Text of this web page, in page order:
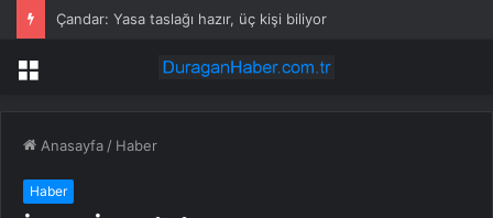
Çandar: Yasa taslağı hazır, üç kişi biliyor
Menü
Anasayfa / Haber
Haber